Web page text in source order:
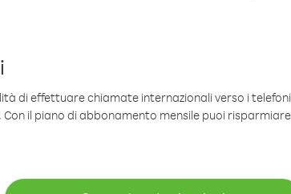
di effettuare chiamate internazionali verso i
il piano di abbonamento mensile puoi